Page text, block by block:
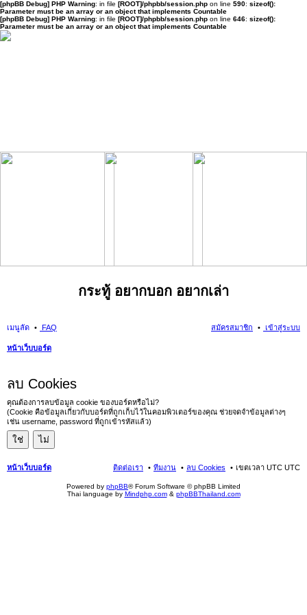
[phpBB Debug] PHP Warning: in file [ROOT]/phpbb/session.php on line 590: sizeof():
Parameter must be an array or an object that implements Countable
[phpBB Debug] PHP Warning: in file [ROOT]/phpbb/session.php on line 646: sizeof():
Parameter must be an array or an object that implements Countable
กระทู้ อยากบอก อยากเล่า
เมนูลัด FAQ เข้าสู่ระบบ
สมัครสมาชิก
หน้าเว็บบอร์ด
ลบ Cookies
คุณต้องการลบข้อมูล cookie ของบอร์ดหรือไม่?
(Cookie คือข้อมูลเกี่ยวกับบอร์ดที่ถูกเก็บไว้ในคอมพิวเตอร์ของคุณ ช่วยจดจำข้อมูลต่างๆ
เช่น username, password ที่ถูกเข้ารหัสแล้ว)
หน้าเว็บบอร์ด เขตเวลา UTC UTC
ลบ Cookies
ทีมงาน
ติดต่อเรา
Powered by phpBB® Forum Software © phpBB Limited
Thai language by Mindphp.com& phpBBThailand.com